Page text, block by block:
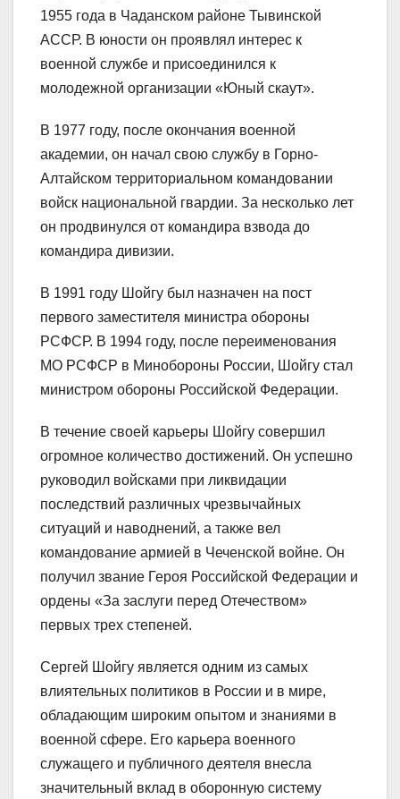
1955 года в Чаданском районе Тывинской
АССР. В юности он проявлял интерес к
военной службе и присоединился к
молодежной организации «Юный скаут».
В 1977 году, после окончания военной
академии, он начал свою службу в Горно-
Алтайском территориальном командовании
войск национальной гвардии. За несколько лет
он продвинулся от командира взвода до
командира дивизии.
В 1991 году Шойгу был назначен на пост
первого заместителя министра обороны
РСФСР. В 1994 году, после переименования
МО РСФСР в Минобороны России, Шойгу стал
министром обороны Российской Федерации.
В течение своей карьеры Шойгу совершил
огромное количество достижений. Он успешно
руководил войсками при ликвидации
последствий различных чрезвычайных
ситуаций и наводнений, а также вел
командование армией в Чеченской войне. Он
получил звание Героя Российской Федерации и
ордены «За заслуги перед Отечеством»
первых трех степеней.
Сергей Шойгу является одним из самых
влиятельных политиков в России и в мире,
обладающим широким опытом и знаниями в
военной сфере. Его карьера военного
служащего и публичного деятеля внесла
значительный вклад в оборонную систему